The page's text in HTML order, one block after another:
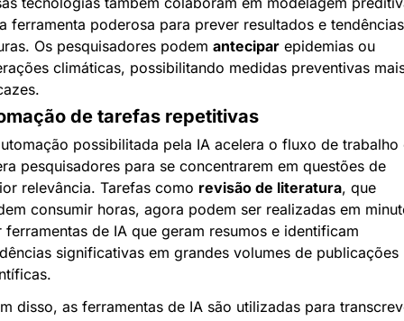
ferramenta poderosa para prever resultados e tendências
Os pesquisadores podem antecipar epidemias ou
climáticas, possibilitando medidas preventivas
de tarefas repetitivas
possibilitada pela IA acelera o fluxo de trabalho
pesquisadores para se concentrarem em questões de
relevância. Tarefas como revisão de literatura, que
consumir horas, agora podem ser realizadas em
ferramentas de IA que geram resumos e identificam
significativas em grandes volumes de publicações
disso, as ferramentas de IA são utilizadas para